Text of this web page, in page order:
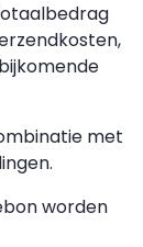
met
worden